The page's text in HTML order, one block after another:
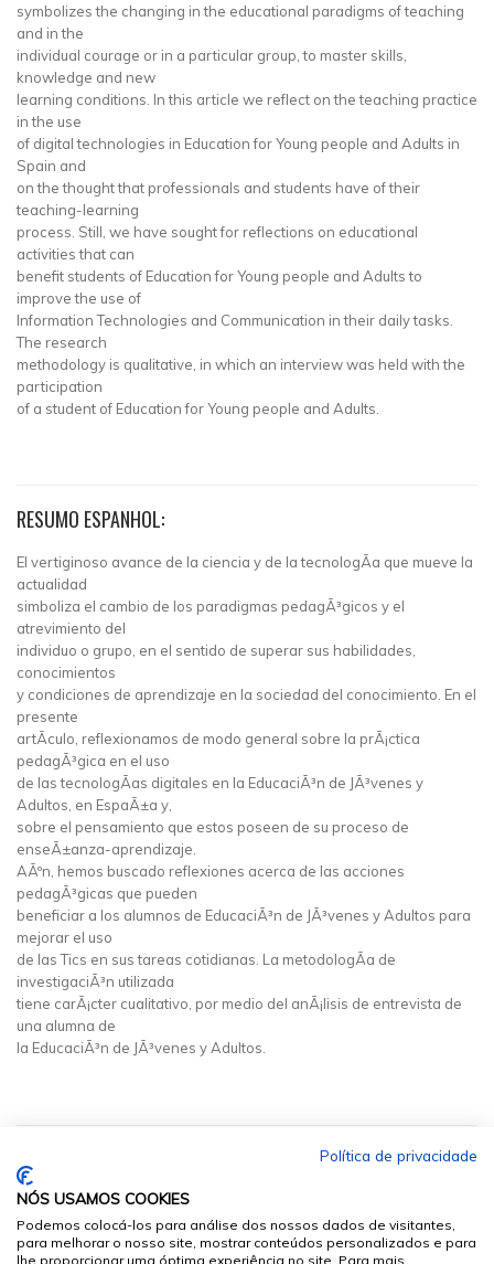
symbolizes the changing in the educational paradigms of teaching
and in the
individual courage or in a particular group, to master skills,
knowledge and new
learning conditions. In this article we reflect on the teaching practice
in the use
of digital technologies in Education for Young people and Adults in
Spain and
on the thought that professionals and students have of their
teaching-learning
process. Still, we have sought for reflections on educational
activities that can
benefit students of Education for Young people and Adults to
improve the use of
Information Technologies and Communication in their daily tasks.
The research
methodology is qualitative, in which an interview was held with the
participation
of a student of Education for Young people and Adults.
RESUMO ESPANHOL:
El vertiginoso avance de la ciencia y de la tecnologÃ­a que mueve la
actualidad
simboliza el cambio de los paradigmas pedagÃ³gicos y el
atrevimiento del
individuo o grupo, en el sentido de superar sus habilidades,
conocimientos
y condiciones de aprendizaje en la sociedad del conocimiento. En el
presente
artÃ­culo, reflexionamos de modo general sobre la prÃ¡ctica
pedagÃ³gica en el uso
de las tecnologÃ­as digitales en la EducaciÃ³n de JÃ³venes y
Adultos, en EspaÃ±a y,
sobre el pensamiento que estos poseen de su proceso de
enseÃ±anza-aprendizaje.
AÃºn, hemos buscado reflexiones acerca de las acciones
pedagÃ³gicas que pueden
beneficiar a los alumnos de EducaciÃ³n de JÃ³venes y Adultos para
mejorar el uso
de las Tics en sus tareas cotidianas. La metodologÃ­a de
investigaciÃ³n utilizada
tiene carÃ¡cter cualitativo, por medio del anÃ¡lisis de entrevista de
una alumna de
la EducaciÃ³n de JÃ³venes y Adultos.
Política de privacidade
NÓS USAMOS COOKIES
Podemos colocá-los para análise dos nossos dados de visitantes,
para melhorar o nosso site, mostrar conteúdos personalizados e para
lhe proporcionar uma óptima experiência no site. Para mais